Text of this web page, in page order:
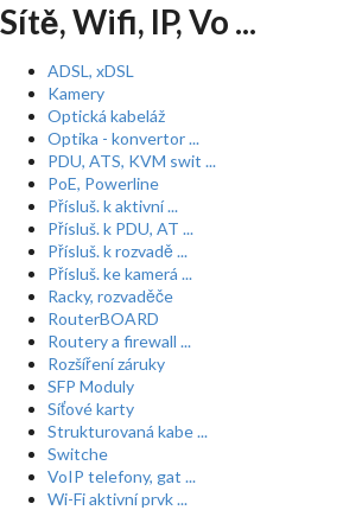
Sítě, Wifi, IP, Vo ...
ADSL, xDSL
Kamery
Optická kabeláž
Optika - konvertor ...
PDU, ATS, KVM swit ...
PoE, Powerline
Přísluš. k aktivní ...
Přísluš. k PDU, AT ...
Přísluš. k rozvadě ...
Přísluš. ke kamerá ...
Racky, rozvaděče
RouterBOARD
Routery a firewall ...
Rozšíření záruky
SFP Moduly
Síťové karty
Strukturovaná kabe ...
Switche
VoIP telefony, gat ...
Wi-Fi aktivní prvk ...